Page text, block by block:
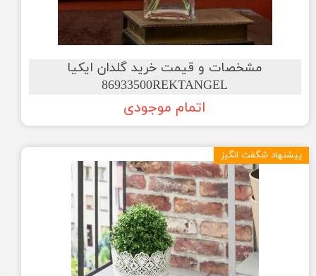
مشخصات و قیمت خرید گلدان ایکیا
86933500REKTANGEL
اتمام موجودی
پیشنهاد شگفت انگیز